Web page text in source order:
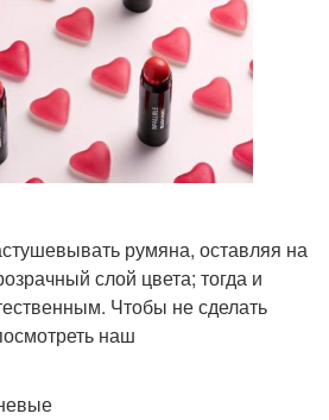
румяна, оставляя на
слой цвета; тогда и
Чтобы не сделать
наш